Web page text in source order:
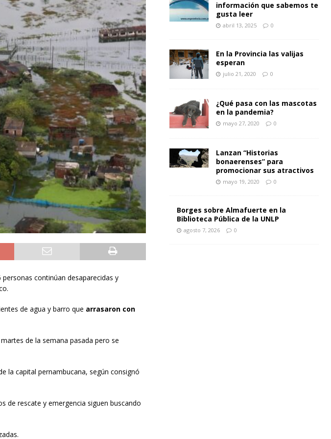
continúan desaparecidas y
de agua y barro que arrasaron con
de la semana pasada pero se
la capital pernambucana, según consignó
de rescate y emergencia siguen buscando
información que sabemos te
gusta leer
abril 13, 2025 0
En la Provincia las valijas
esperan
julio 21, 2020 0
¿Qué pasa con las mascotas
en la pandemia?
mayo 27, 2020 0
Lanzan “Historias
bonaerenses” para
promocionar sus atractivos
mayo 19, 2020 0
Borges sobre Almafuerte en la
Biblioteca Pública de la UNLP
agosto 7, 2026 0